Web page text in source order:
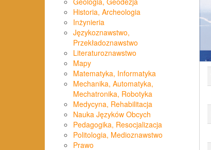
Historia, Archeologia
Inżynieria
Językoznawstwo,
Przekładoznawstwo
Literaturoznawstwo
Mapy
Matematyka, Informatyka
Mechanika, Automatyka,
Mechatronika, Robotyka
Medycyna, Rehabilitacja
Nauka Języków Obcych
Pedagogika, Resocjalizacja
Politologia, Medioznawstwo
Prawo